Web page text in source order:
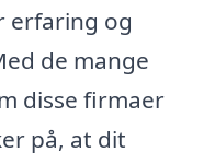
erfaring og
de mange
disse firmaer
på, at dit